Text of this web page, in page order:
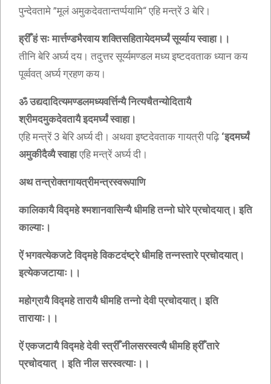
पुन्देवतामे ”मूलं अमुकदेवतान्तर्प्पयामि“ एहि मन्त्रें 3 बेरि।
ह्रीँ हं सः मार्त्तण्डभैरवाय शक्तिसहितायेदमर्घ्यं सूर्य्याय स्वाहा।।
तीनि बेरि अर्घ्य दय। तदुत्तर सूर्य्यमण्डल मध्य इष्टदवताक ध्यान कय
पूर्व्ववत् अर्घ्य ग्रहण कय।
ॐ उद्यदादित्यमण्डलमध्यवर्त्तिन्यै नित्यचैतन्योदितायै
श्रीमदमुकदेवतायै इदमर्घ्यं स्वाहा।
एहि मन्त्रें 3 बेरि अर्घ्य दी। अथवा इष्टदेवताक गायत्री पढ़ि ‘इदमर्घ्यं
अमुकीदैव्यै स्वाहाएहि मन्त्रें अर्घ्य दी।
अथ तन्त्रोक्तगायत्रीमन्त्रस्वरूपाणि
कालिकायै विद्महे श्मशानवासिन्यै धीमहि तन्नो घोरे प्रचोदयात्। इति
काल्याः।
ऐं भगवत्येकजटे विद्महे विकटदंष्ट्रे धीमहि तन्नस्तारे प्रचोदयात्।
इत्येकजटायाः।।
महोग्रायै विद्महे तारायै धीमहि तन्नो देवी प्रचोदयात्। इति
तारायाः।।
ऐं एकजटायै विद्महे देवी स्त्रीँ नीलसरस्वत्यै धीमहि ह्रीँ तारे
प्रचोदयात् । इति नील सरस्वत्याः।।